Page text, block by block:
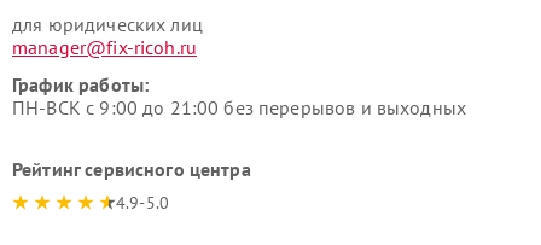
для юридических лиц
manager@fix-ricoh.ru
График работы:
ПН-ВСК с 9:00 до 21:00 без перерывов и выходных
Рейтинг сервисного центра
4.9-5.0